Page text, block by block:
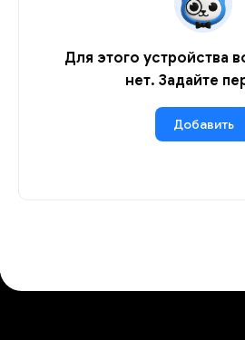
Для этого устройства
нет. Задайте
Добавить